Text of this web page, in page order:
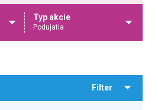
Typ akcie
Podujatia
Filter